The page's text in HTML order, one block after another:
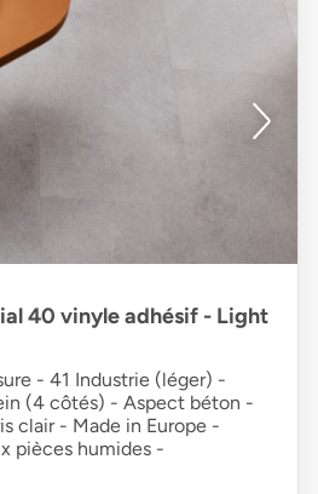
40 vinyle adhésif - Light
- 41 Industrie (léger) -
(4 côtés) - Aspect béton -
clair - Made in Europe -
pièces humides -